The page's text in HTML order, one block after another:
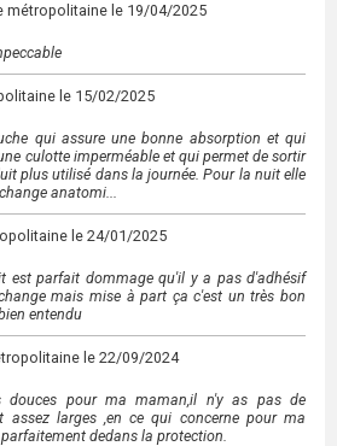
métropolitaine le 19/04/2025
le 15/02/2025
qui assure une bonne absorption et qui
culotte imperméable et qui permet de sortir
plus utilisé dans la journée. Pour la nuit elle
anatomi...
le 24/01/2025
est parfait dommage qu'il y a pas d'adhésif
mais mise à part ça c'est un très bon
entendu
le 22/09/2024
douces pour ma maman,il n'y as pas de
assez larges ,en ce qui concerne pour ma
dedans la protection.